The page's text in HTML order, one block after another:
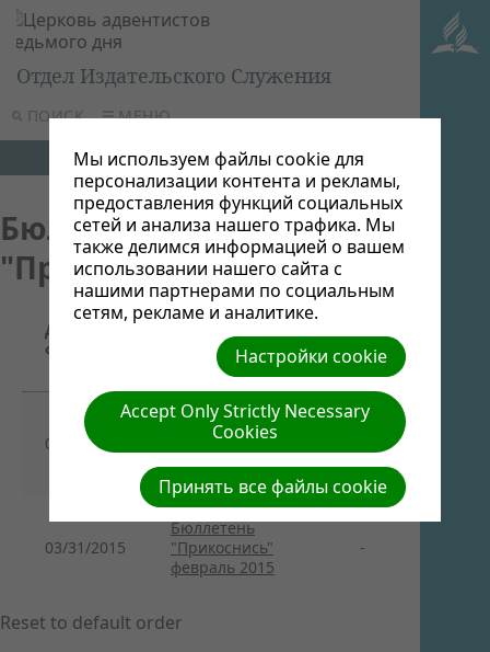
ПОИСК МЕНЮ
Отдел Издательского Служения
Бюллетени
"Прикоснись"
Дата
файла
Название/
Ссылка для
скачивания
Описание
03/31/2015
Бюллетень
"Прикоснись",
январь 2015
03/31/2015
Бюллетень
"Прикоснись"
февраль 2015
-
Reset to default order
Мы используем файлы cookie для
персонализации контента и рекламы,
предоставления функций социальных
сетей и анализа нашего трафика. Мы
также делимся информацией о вашем
использовании нашего сайта с
нашими партнерами по социальным
сетям, рекламе и аналитике.
Настройки cookie
Accept Only Strictly Necessary
Cookies
Принять все файлы cookie